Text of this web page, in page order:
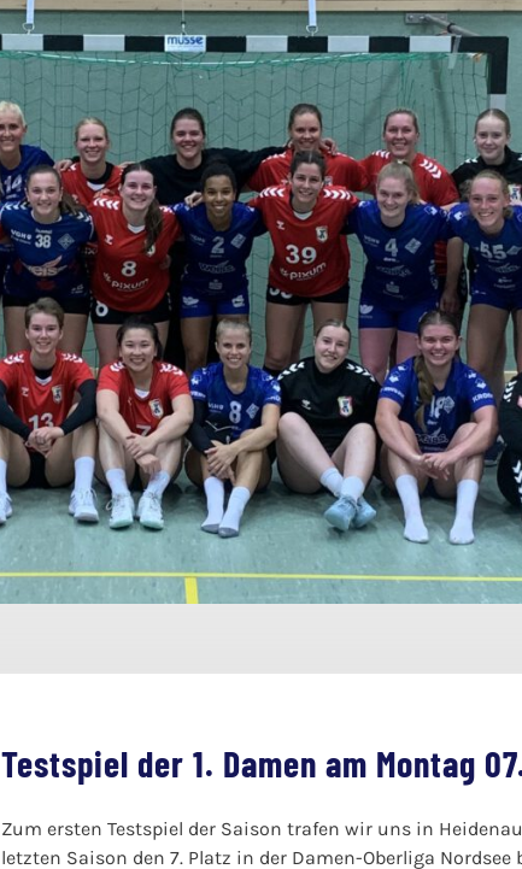
Testspiel der 1. Damen am Montag
Zum ersten Testspiel der Saison trafen wir uns in
letzten Saison den 7. Platz in der Damen-Oberliga Nordsee